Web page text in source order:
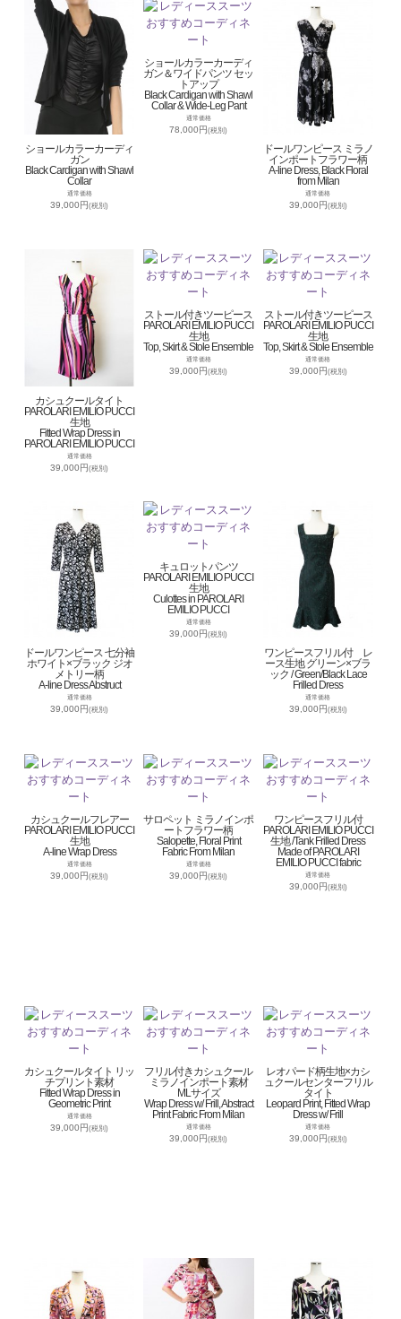
ショールカラーカーディ
ガン
Black Cardigan with Shawl
Collar
通常価格
39,000円(税別)
ショールカラーカーディ
ガン＆ワイドパンツ セッ
トアップ
Black Cardigan with Shawl
Collar & Wide-Leg Pant
通常価格
78,000円(税別)
ドールワンピース ミラノ
インポートフラワー柄
A-line Dress, Black Floral
from Milan
通常価格
39,000円(税別)
カシュクールタイト
PAROLARI EMILIO PUCCI
生地
Fitted Wrap Dress in
PAROLARI EMILIO PUCCI
通常価格
39,000円(税別)
ストール付きツーピース
PAROLARI EMILIO PUCCI
生地
Top, Skirt & Stole Ensemble
通常価格
39,000円(税別)
ストール付きツーピース
PAROLARI EMILIO PUCCI
生地
Top, Skirt & Stole Ensemble
通常価格
39,000円(税別)
ドールワンピース 七分袖
ホワイト×ブラック ジオ
メトリー柄
A-line Dress Abstruct
通常価格
39,000円(税別)
キュロットパンツ
PAROLARI EMILIO PUCCI
生地
Culottes in PAROLARI
EMILIO PUCCI
通常価格
39,000円(税別)
ワンピースフリル付 レ
ース生地 グリーン×ブラ
ック / Green/Black Lace
Frilled Dress
通常価格
39,000円(税別)
カシュクールフレアー
PAROLARI EMILIO PUCCI
生地
A-line Wrap Dress
通常価格
39,000円(税別)
サロペット ミラノインポ
ートフラワー柄
Salopette, Floral Print
Fabric From Milan
通常価格
39,000円(税別)
ワンピースフリル付
PAROLARI EMILIO PUCCI
生地 /Tank Frilled Dress
Made of PAROLARI
EMILIO PUCCI fabric
通常価格
39,000円(税別)
カシュクールタイト リッ
チプリント素材
Fitted Wrap Dress in
Geometric Print
通常価格
39,000円(税別)
フリル付きカシュクール
ミラノインポート素材
MLサイズ
Wrap Dress w/ Frill, Abstract
Print Fabric From Milan
通常価格
39,000円(税別)
レオパード柄生地×カシ
ュクールセンターフリル
タイト
Leopard Print, Fitted Wrap
Dress w/ Frill
通常価格
39,000円(税別)